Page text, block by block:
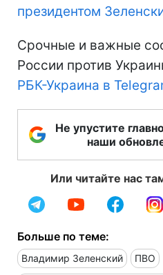
президентом
Срочные и важные
России против
РБК-Украина в
Не упустите
наши
Или читайте нас
Больше по теме:
Владимир Зеленский ПВО